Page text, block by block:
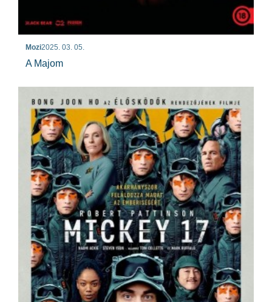
Mozi2025. 03. 05.
A Majom